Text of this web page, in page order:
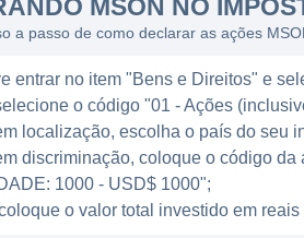
participa ativamente de
relações com profissionais da
da saúde, a Misonix compete
melhoram os resultados
da cirurgia minimamente
representa uma
tecnológicos na medicina,
MSON NO
a passo de como declarar as ações
entrar no item "Bens e Direitos" e
o código "01 - Ações
localização, escolha o país do seu
discriminação, coloque o código
1000 - USD$ 1000";
o valor total investido em